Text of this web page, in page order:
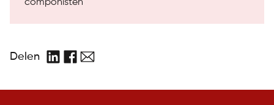
componisten
Delen
LinkedInFacebook
E-